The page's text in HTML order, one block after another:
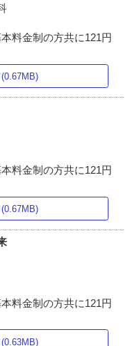
料金制の方共に121円
料金制の方共に121円
料金制の方共に121円